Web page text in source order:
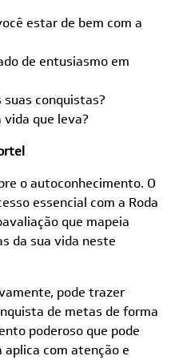
estar de bem com a
de entusiasmo em
conquistas?
vida que leva?
o autoconhecimento. O
essencial com a Roda
que mapeia
da sua vida neste
pode trazer
de metas de forma
poderoso que pode
com atenção e